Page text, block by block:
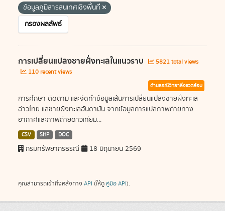
ข้อมูลภูมิสารสนเทศเชิงพื้นที่
กรองผลลัพธ์
การเปลี่ยนแปลงชายฝั่งทะเลในแนวราบ
5821 total views
110 recent views
ด้านธรณีวิทยาสิ่งแวดล้อม
การศึกษา ติดตาม และจัดทำข้อมูลเส้นการเปลี่ยนแปลงชายฝั่งทะเล
อ่าวไทย แลชายฝั่งทะเลอันดามัน จากข้อมูลการแปลภาพถ่ายทาง
อากาศและภาพถ่ายดาวเทียม...
CSV SHP DOC
กรมทรัพยากรธรณี 18 มิถุนายน 2569
คุณสามารถเข้าถึงคลังทาง API (ให้ดู คู่มือ API).